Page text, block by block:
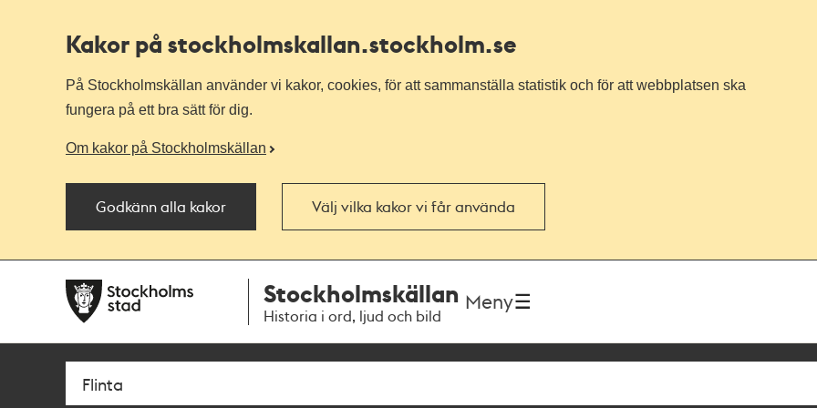
Kakor på stockholmskallan.stockholm.se
På Stockholmskällan använder vi kakor, cookies, för att sammanställa statistik och för att webbplatsen ska
fungera på ett bra sätt för dig.
Om kakor på Stockholmskällan
Godkänn alla kakor Välj vilka kakor vi får använda
navigationen
huvudinnehållet
Stockholmskällan
Historia i ord, ljud och bild
Meny
Sök